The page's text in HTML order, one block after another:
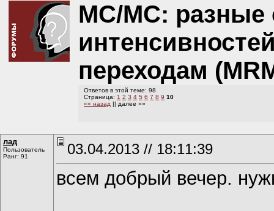
МС/МС: разные
переходам
Ответов в этой теме: 98
Страница: 1 2 3 4 5 6 7 8 9 10
«« назад || далее »»
лад
Пользователь
Ранг: 91
03.04.2013 // 18:11:39
всем добрый вечер.